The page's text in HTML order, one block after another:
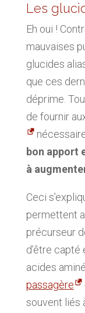
Les
Eh oui !
mauvaises
glucides
que ces
déprime.
de fournir
bon apport
à
Ceci
permettent
précurseur
d’être
acides
passagère
souvent liés